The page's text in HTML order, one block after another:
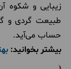
زیبایی و شکوه
طبیعت گردی و
حساب می‌آید.
بیشتر بخوانید: